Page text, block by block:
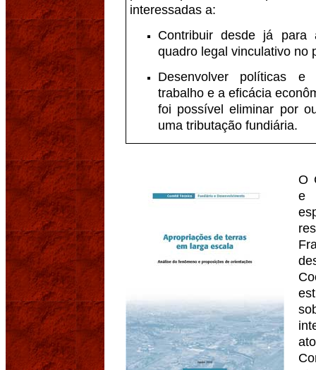
interessadas a:
Contribuir desde já para
quadro legal vinculativo no
Desenvolver políticas e
trabalho e a eficácia
foi possível eliminar por
uma tributação fundiária.
O
e